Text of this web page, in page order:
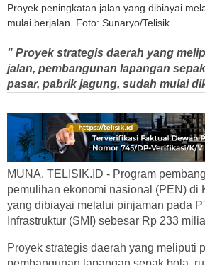
Proyek peningkatan jalan yang dibiayai
mulai berjalan. Foto: Sunaryo/Telisik
" Proyek strategis daerah yang
jalan, pembangunan lapangan
pasar, pabrik jagung, sudah mulai
MUNA, TELISIK.ID - Program
pemulihan ekonomi nasional (PEN) di
yang dibiayai melalui pinjaman pada
Infrastruktur (SMI) sebesar Rp 233
Proyek strategis daerah yang meliputi